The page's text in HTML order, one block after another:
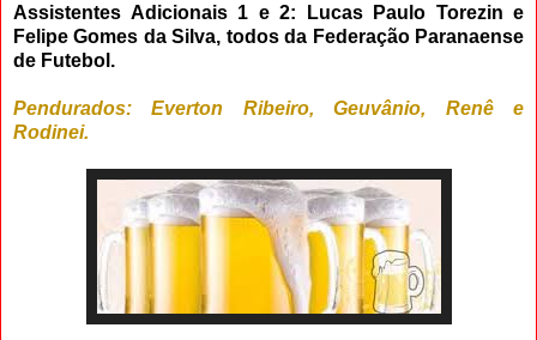
Assistentes Adicionais 1 e 2: Lucas Paulo Torezin e
Felipe Gomes da Silva, todos da Federação Paranaense
de Futebol.
Pendurados: Everton Ribeiro, Geuvânio, Renê e
Rodinei.